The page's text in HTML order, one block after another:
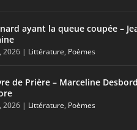
ayant la queue coupée –
2026 | Littérature, Poèmes
de Prière – Marceline
2026 | Littérature, Poèmes